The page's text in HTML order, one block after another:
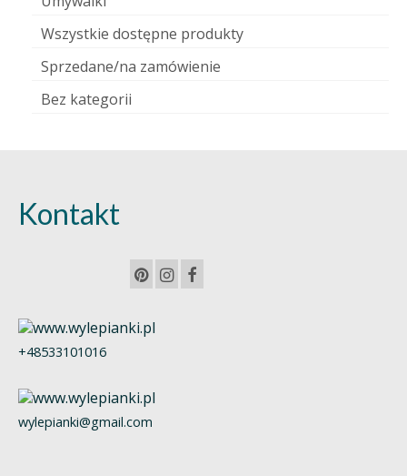
Wszystkie dostępne produkty
Sprzedane/na zamówienie
Bez kategorii
Kontakt
+48533101016
wylepianki@gmail.com